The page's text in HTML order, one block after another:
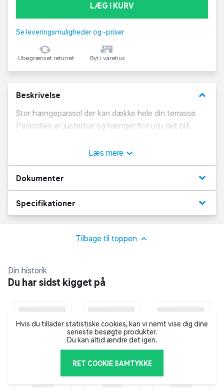
LÆG I KURV
Se leveringsmuligheder og -priser
Ubegrænset returret Byt i varehus
Beskrivelse keyboard_arrow_down
Stor hængeparasol der kan dække hele din terrasse.
Parasollen er justerbar og hænger flot ud i det blå.
Patenteret Easy Sun 360 graders sving med 20
låsningspositioner, som gør det nemt at indstille
parasollen.
Vandafvisende (dog ikke vandtæt)
Mål til dug: 205 cm
Læs mere
Dokumenter keyboard_arrow_down
Specifikationer keyboard_arrow_down
Tilbage til toppen
Din historik
Du har sidst kigget på
Hvis du tillader statistiske cookies, kan vi nemt vise dig dine
seneste besøgte produkter.
Du kan altid ændre det igen.
RET COOKIE SAMTYKKE